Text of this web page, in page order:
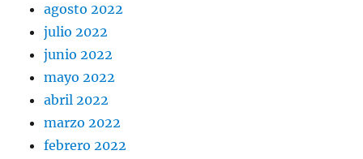
agosto 2022
julio 2022
junio 2022
mayo 2022
abril 2022
marzo 2022
febrero 2022